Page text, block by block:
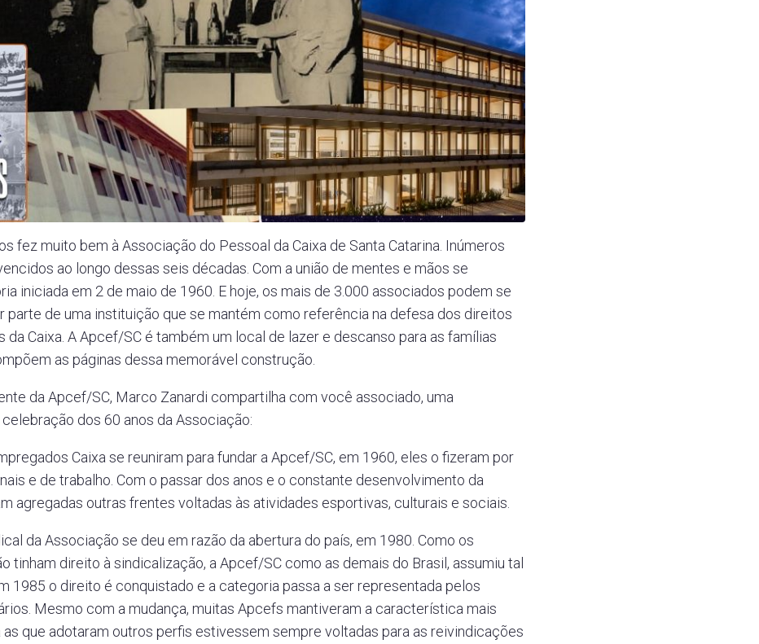
fez muito bem à Associação do Pessoal da Caixa de Santa Catarina. Inúmeros
ao longo dessas seis décadas. Com a união de mentes e mãos se
iniciada em 2 de maio de 1960. E hoje, os mais de 3.000 associados podem se
parte de uma instituição que se mantém como referência na defesa dos direitos
da Caixa. A Apcef/SC é também um local de lazer e descanso para as famílias
as páginas dessa memorável construção.
da Apcef/SC, Marco Zanardi compartilha com você associado, uma
dos 60 anos da Associação:
Caixa se reuniram para fundar a Apcef/SC, em 1960, eles o fizeram por
e de trabalho. Com o passar dos anos e o constante desenvolvimento da
agregadas outras frentes voltadas às atividades esportivas, culturais e sociais.
da Associação se deu em razão da abertura do país, em 1980. Como os
tinham direito à sindicalização, a Apcef/SC como as demais do Brasil, assumiu tal
1985 o direito é conquistado e a categoria passa a ser representada pelos
Mesmo com a mudança, muitas Apcefs mantiveram a característica mais
as que adotaram outros perfis estivessem sempre voltadas para as reivindicações